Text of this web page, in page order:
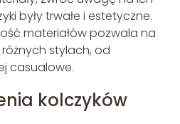
były trwałe i estetyczne.
materiałów pozwala na
stylach, od
casualowe.
kolczyków